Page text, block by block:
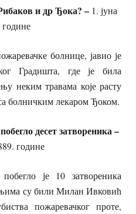
и др Ђока? – 1. јуна
године
болнице, јавио је
Градишта, где је била
неким травама које расту
болничким лекаром Ђоком.
десет затвореника –
године
је 10 затвореника
су били Милан Ивковић
пожаревачког проте,